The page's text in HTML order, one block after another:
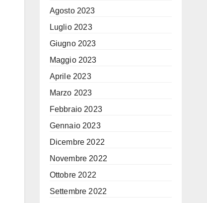
Agosto 2023
Luglio 2023
Giugno 2023
Maggio 2023
Aprile 2023
Marzo 2023
Febbraio 2023
Gennaio 2023
Dicembre 2022
Novembre 2022
Ottobre 2022
Settembre 2022